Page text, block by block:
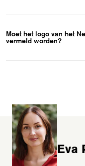
minimaal twee
eerste tekst voor
Moet het logo van het
vermeld worden?
Letterenfonds
vinden bij de
Eva